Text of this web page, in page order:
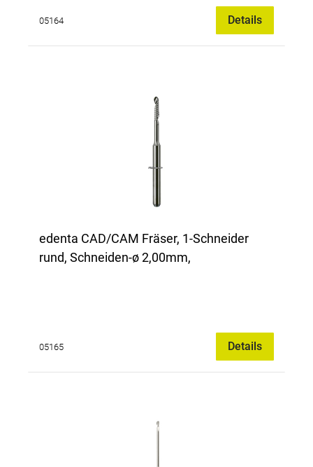
05164 Details
edenta CAD/CAM Fräser, 1-Schneider
rund, Schneiden-ø 2,00mm,
05165 Details